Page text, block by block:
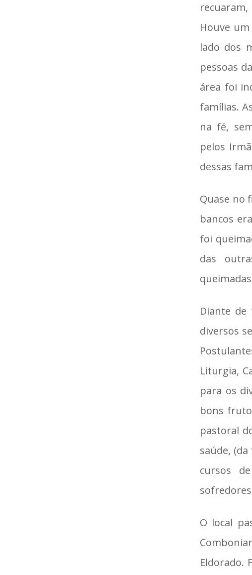
Houve
lado dos
pessoas
área foi
famílias.
na fé,
pelos
dessas
Quase no
bancos
foi
das
Diante
diversos
Liturgia,
para os
bons
pastoral
saúde,
cursos
O local
Eldorado.